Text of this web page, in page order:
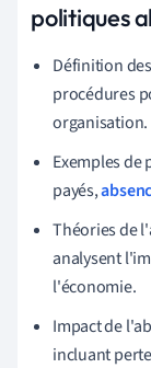
politiques
Définition
procédures
organisation.
Exemples de
payés,
Théories de
analysent
l'économie.
Impact de
incluant